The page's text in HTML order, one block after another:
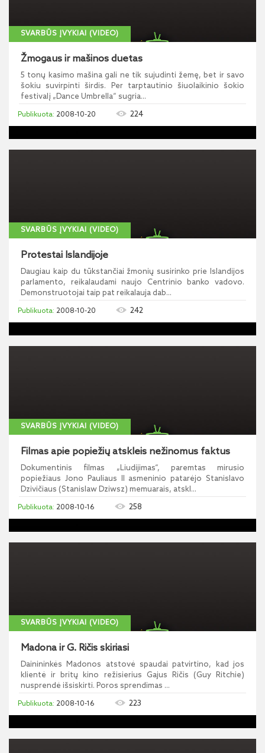
SVARBŪS ĮVYKIAI (VIDEO)
Žmogaus ir mašinos duetas
5 tonų kasimo mašina gali ne tik sujudinti žemę, bet ir savo
šokiu suvirpinti širdis. Per tarptautinio šiuolaikinio šokio
festivalį „Dance Umbrella“ sugria...
2008-10-20 224
SVARBŪS ĮVYKIAI (VIDEO)
Protestai Islandijoje
Daugiau kaip du tūkstančiai žmonių susirinko prie Islandijos
parlamento, reikalaudami naujo Centrinio banko vadovo.
Demonstruotojai taip pat reikalauja dab...
2008-10-20 242
SVARBŪS ĮVYKIAI (VIDEO)
Filmas apie popiežių atskleis nežinomus faktus
Dokumentinis filmas „Liudijimas“, paremtas mirusio
popiežiaus Jono Pauliaus II asmeninio patarėjo Stanislavo
Dzivičiaus (Stanislaw Dziwsz) memuarais, atskl...
2008-10-16 258
SVARBŪS ĮVYKIAI (VIDEO)
Madona ir G. Ričis skiriasi
Dainininkės Madonos atstovė spaudai patvirtino, kad jos
klientė ir britų kino režisierius Gajus Ričis (Guy Ritchie)
nusprendė išsiskirti. Poros sprendimas ...
2008-10-16 223